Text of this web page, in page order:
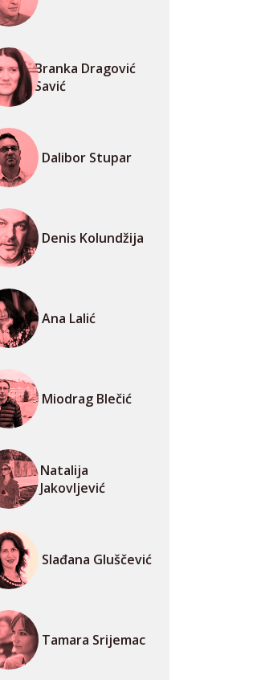
Branka Dragović
Savić
Dalibor Stupar
Denis Kolundžija
Ana Lalić
Miodrag Blečić
Natalija
Jakovljević
Slađana Gluščević
Tamara Srijemac